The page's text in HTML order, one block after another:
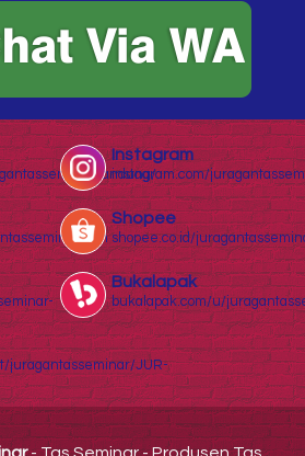
Instagram
instagram.com/
Shopee
shopee.co.id/
Bukalapak
bukalapak.com/u/
juragantasseminar/JUR-